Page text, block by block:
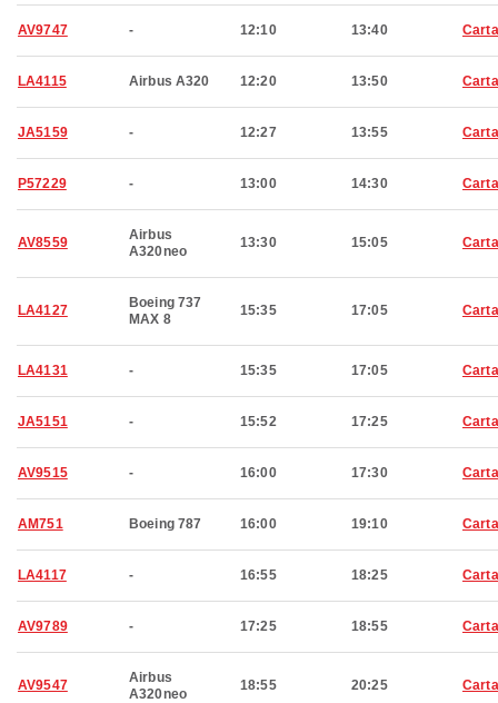
AV9747 - 12:10 13:40
LA4115 Airbus A320 12:20 13:50
JA5159 - 12:27 13:55
P57229 - 13:00 14:30
AV8559
Airbus
A320neo
13:30 15:05
LA4127
Boeing 737
MAX 8
15:35 17:05
LA4131 - 15:35 17:05
JA5151 - 15:52 17:25
AV9515 - 16:00 17:30
AM751 Boeing 787 16:00 19:10
LA4117 - 16:55 18:25
AV9789 - 17:25 18:55
AV9547
Airbus
A320neo
18:55 20:25